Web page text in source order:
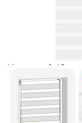
количката" и при
вноски на кредита.
Когато плащате с
поръчката Ви
разполагате с три